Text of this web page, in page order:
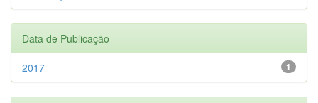
Data de Publicação
1
2017